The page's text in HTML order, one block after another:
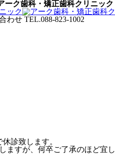
ーク歯科・矯正歯科クリニック
診致します。
ますが、何卒ご了承のほど宜